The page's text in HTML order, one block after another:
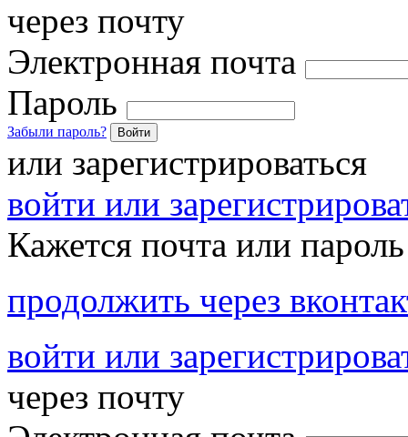
через почту
Электронная почта
Пароль
Забыли пароль? Войти
или зарегистрироваться
войти или
Кажется почта или
продолжить через
войти или
через почту